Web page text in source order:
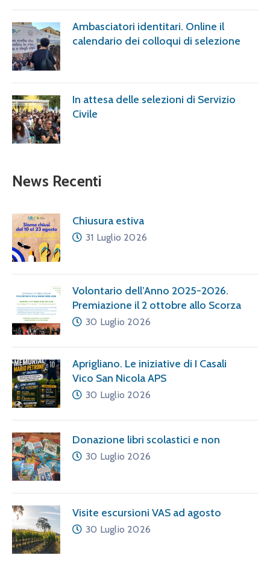
Ambasciatori identitari. Online il
calendario dei colloqui di selezione
In attesa delle selezioni di Servizio
Civile
News Recenti
Chiusura estiva
31 Luglio 2026
Volontario dell’Anno 2025-2026.
Premiazione il 2 ottobre allo Scorza
30 Luglio 2026
Aprigliano. Le iniziative di I Casali
Vico San Nicola APS
30 Luglio 2026
Donazione libri scolastici e non
30 Luglio 2026
Visite escursioni VAS ad agosto
30 Luglio 2026